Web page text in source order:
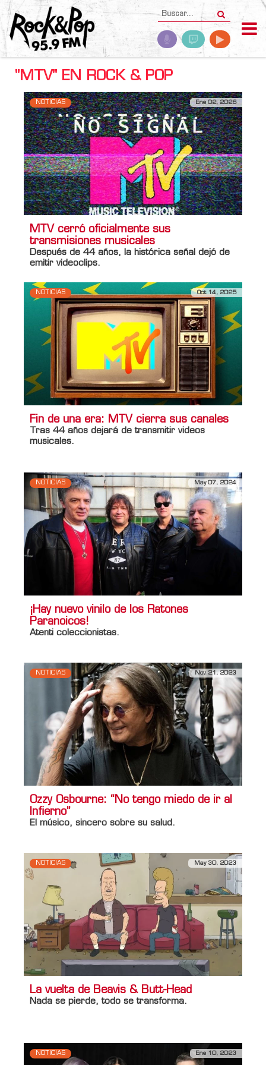
"MTV" EN ROCK & POP
NOTICIAS Ene 02, 2026
MTV cerró oficialmente sus
transmisiones musicales
Después de 44 años, la histórica señal dejó de
emitir videoclips.
NOTICIAS Oct 14, 2025
Fin de una era: MTV cierra sus canales
Tras 44 años dejará de transmitir videos
musicales.
NOTICIAS May 07, 2024
¡Hay nuevo vinilo de los Ratones
Paranoicos!
Atenti coleccionistas.
NOTICIAS Nov 21, 2023
Ozzy Osbourne: “No tengo miedo de ir al
Infierno”
El músico, sincero sobre su salud.
NOTICIAS May 30, 2023
La vuelta de Beavis & Butt-Head
Nada se pierde, todo se transforma.
NOTICIAS Ene 10, 2023